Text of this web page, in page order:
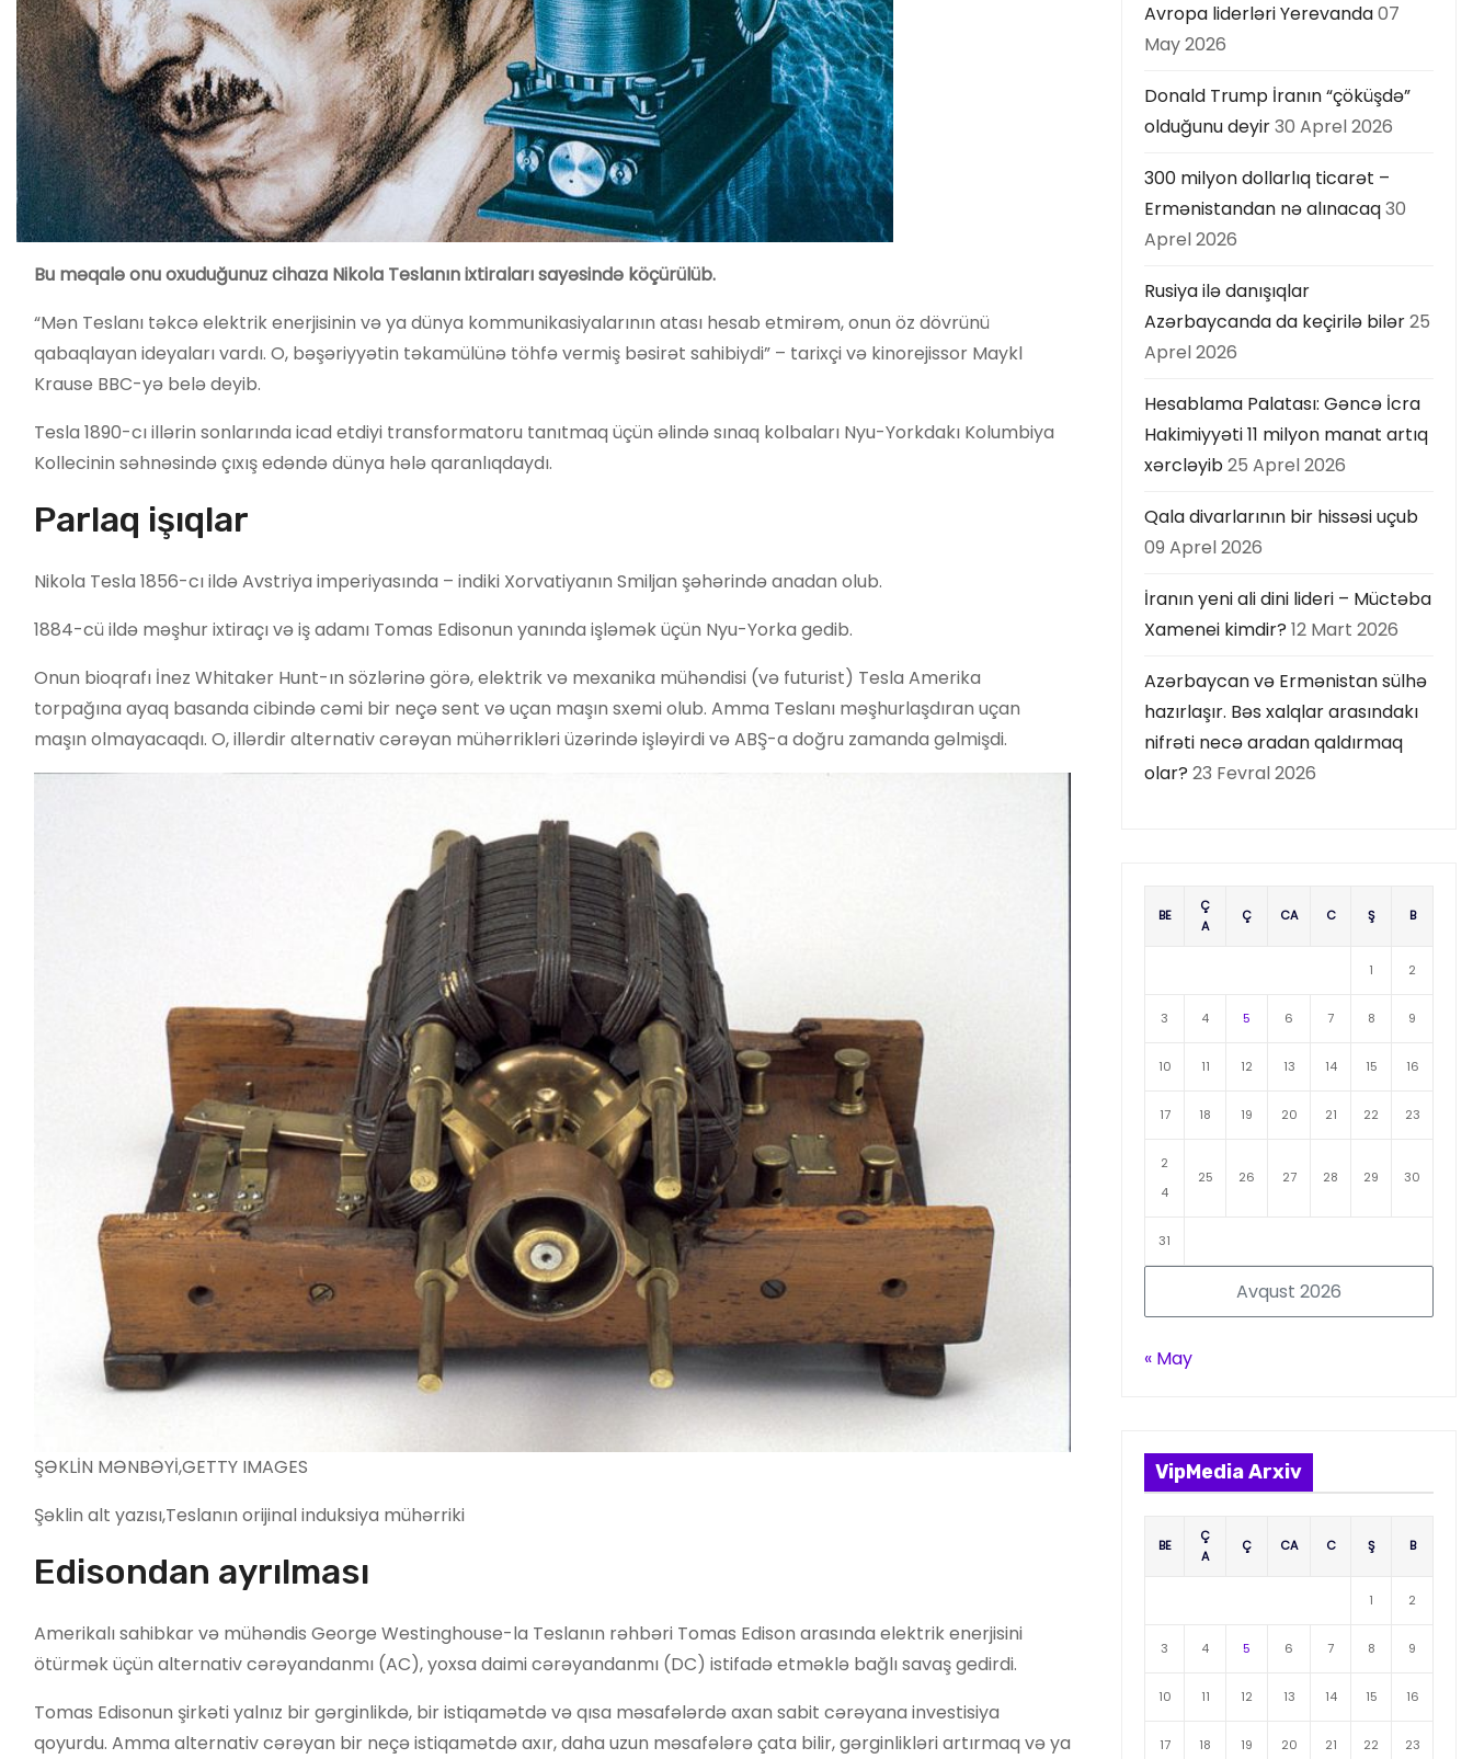
Bu məqalə onu oxuduğunuz cihaza Nikola Teslanın ixtiraları sayəsində köçürülüb.
“Mən Teslanı təkcə elektrik enerjisinin və ya dünya kommunikasiyalarının atası hesab etmirəm, onun öz dövrünü
qabaqlayan ideyaları vardı. O, bəşəriyyətin təkamülünə töhfə vermiş bəsirət sahibiydi” – tarixçi və kinorejissor Maykl
Krause BBC-yə belə deyib.
Tesla 1890-cı illərin sonlarında icad etdiyi transformatoru tanıtmaq üçün əlində sınaq kolbaları Nyu-Yorkdakı Kolumbiya
Kollecinin səhnəsində çıxış edəndə dünya hələ qaranlıqdaydı.
Parlaq işıqlar
Nikola Tesla 1856-cı ildə Avstriya imperiyasında – indiki Xorvatiyanın Smiljan şəhərində anadan olub.
1884-cü ildə məşhur ixtiraçı və iş adamı Tomas Edisonun yanında işləmək üçün Nyu-Yorka gedib.
Onun bioqrafı İnez Whitaker Hunt-ın sözlərinə görə, elektrik və mexanika mühəndisi (və futurist) Tesla Amerika
torpağına ayaq basanda cibində cəmi bir neçə sent və uçan maşın sxemi olub. Amma Teslanı məşhurlaşdıran uçan
maşın olmayacaqdı. O, illərdir alternativ cərəyan mühərrikləri üzərində işləyirdi və ABŞ-a doğru zamanda gəlmişdi.
ŞƏKLİN MƏNBƏYİ,GETTY IMAGES
Şəklin alt yazısı,Teslanın orijinal induksiya mühərriki
Edisondan ayrılması
Amerikalı sahibkar və mühəndis George Westinghouse-la Teslanın rəhbəri Tomas Edison arasında elektrik enerjisini
ötürmək üçün alternativ cərəyandanmı (AC), yoxsa daimi cərəyandanmı (DC) istifadə etməklə bağlı savaş gedirdi.
Tomas Edisonun şirkəti yalnız bir gərginlikdə, bir istiqamətdə və qısa məsafələrdə axan sabit cərəyana investisiya
qoyurdu. Amma alternativ cərəyan bir neçə istiqamətdə axır, daha uzun məsafələrə çata bilir, gərginlikləri artırmaq və ya
Avropa liderləri Yerevanda07
May 2026
Donald Trump İranın “çöküşdə”
olduğunu deyir30 Aprel 2026
300 milyon dollarlıq ticarət –
Ermənistandan nə alınacaq30
Aprel 2026
Rusiya ilə danışıqlar
Azərbaycanda da keçirilə bilər25
Aprel 2026
Hesablama Palatası: Gəncə İcra
Hakimiyyəti 11 milyon manat artıq
xərcləyib25 Aprel 2026
Qala divarlarının bir hissəsi uçub
09 Aprel 2026
İranın yeni ali dini lideri – Müctəba
Xamenei kimdir? 12 Mart 2026
Azərbaycan və Ermənistan sülhə
hazırlaşır. Bəs xalqlar arasındakı
nifrəti necə aradan qaldırmaq
olar? 23 Fevral 2026
Avqust 2026
BE
Ç
A
Ç CA C Ş B
1 2
3 4 5 6 7 8 9
10 11 12 13 14 15 16
17 18 19 20 21 22 23
2
4
25 26 27 28 29 30
31
« May
VipMedia Arxiv
BE
Ç
A
Ç CA C Ş B
1 2
3 4 5 6 7 8 9
10 11 12 13 14 15 16
17 18 19 20 21 22 23